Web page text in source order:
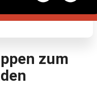
zum